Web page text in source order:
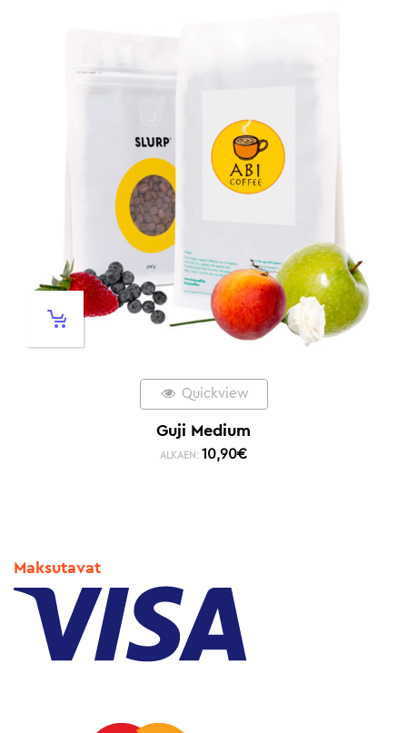
Quickview
Guji Medium
ALKAEN: 10,90€
Maksutavat